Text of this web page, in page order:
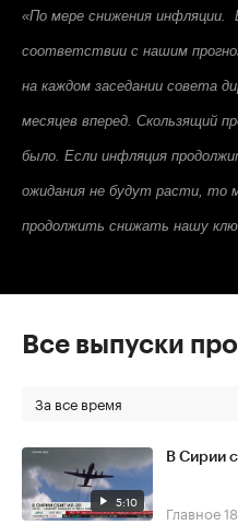
«По мере снижения инфляции.
соответствии с нашим
на каждом заседании совета
месяцев вперед. Скользящий
было. Если инфляция
ожидания не будут расти, то
продолжить снижать нашу
Все выпуски
За все время
5:10
В Сирии
Главное